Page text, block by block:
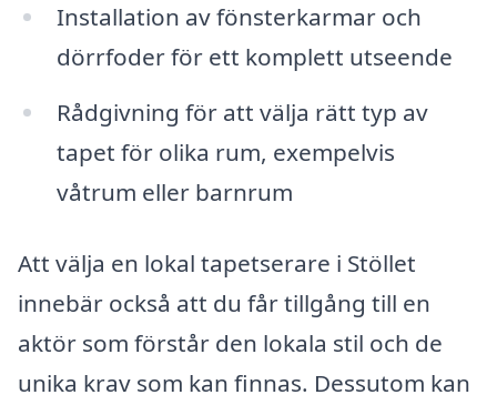
Installation av fönsterkarmar och
dörrfoder för ett komplett utseende
Rådgivning för att välja rätt typ av
tapet för olika rum, exempelvis
våtrum eller barnrum
Att välja en lokal tapetserare i Stöllet
innebär också att du får tillgång till en
aktör som förstår den lokala stil och de
unika krav som kan finnas. Dessutom kan